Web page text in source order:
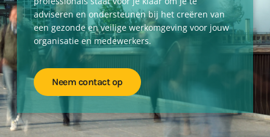
adviseren en ondersteunen bij het creëren van
een gezonde en veilige werkomgeving voor jouw
organisatie en medewerkers.
Neem contact op